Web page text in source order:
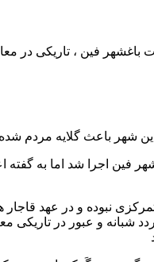
فین ، تاریکی در
شهر باعث گلایه مردم
فین اجرا شد اما به
نبوده و در عهد قاجار
شبانه و عبور در تاریکی